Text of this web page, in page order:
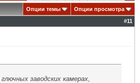
Опции темы
Опции просмотра
#11
заводских камерах,